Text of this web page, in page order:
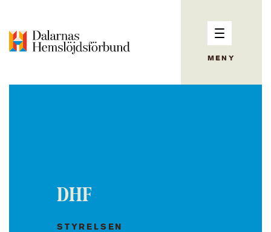
MENY
DHF
STYRELSEN